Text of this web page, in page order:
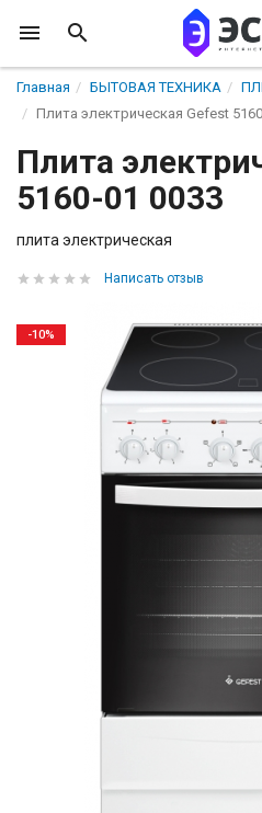
Главная БЫТОВАЯ ТЕХНИКА
Плита электрическая Gefest
Плита
5160-01 0033
плита электрическая
Написать отзыв
-10%